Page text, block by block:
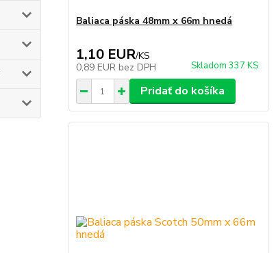
Baliaca páska 48mm x 66m hnedá
1,10 EUR/KS
0,89 EUR bez DPH Skladom 337 KS
Pridať do košíka